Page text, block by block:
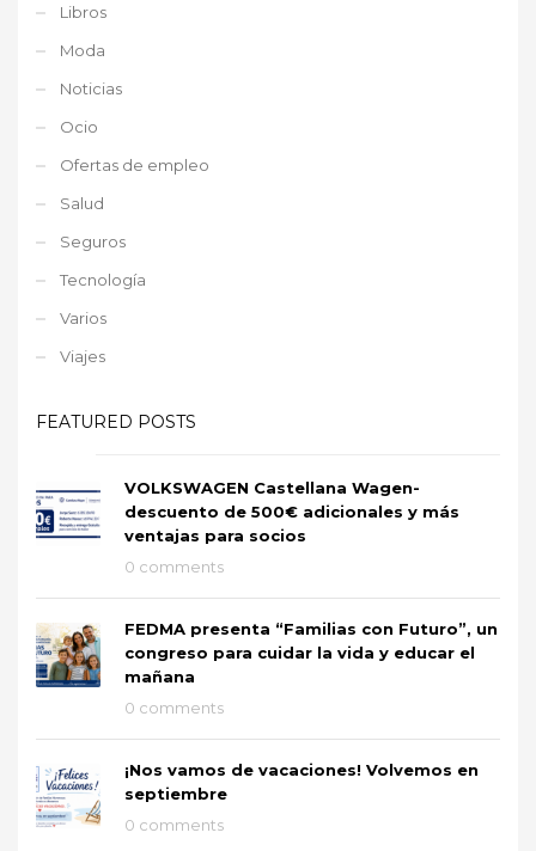
Libros
Moda
Noticias
Ocio
Ofertas de empleo
Salud
Seguros
Tecnología
Varios
Viajes
FEATURED POSTS
VOLKSWAGEN Castellana Wagen-
descuento de 500€ adicionales y más
ventajas para socios
0 comments
FEDMA presenta “Familias con Futuro”, un
congreso para cuidar la vida y educar el
mañana
0 comments
¡Nos vamos de vacaciones! Volvemos en
septiembre
0 comments